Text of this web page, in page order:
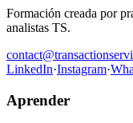
Formación creada por
analistas TS.
LinkedIn·Instagram·
Aprender